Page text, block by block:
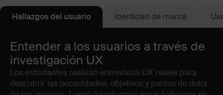
Hallazgos del usuario Identidad de marca
Entender a los usuarios a través de
investigación UX
Los estudiantes realizan entrevistas UX reales para
descubrir las necesidades, objetivos y puntos de dolor